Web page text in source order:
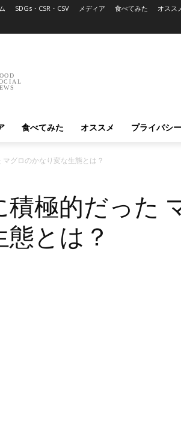
SDGs・CSR・CSV メディア 食べてみた オスス
食べてみた オススメ プライバシ
グロのかなり変な生態とは？
極的だった
とは？